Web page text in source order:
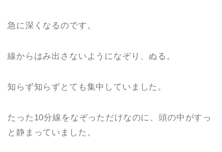
急に深くなるのです。
線からはみ出さないようになぞり、ぬる。
知らず知らずとても集中していました。
たった10分線をなぞっただけなのに、頭の中がすっ
と静まっていました。